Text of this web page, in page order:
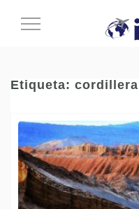
Cambiar
navegación
Etiqueta: